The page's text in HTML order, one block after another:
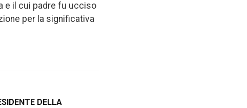
e il cui padre fu ucciso
per la significativa
DELLA